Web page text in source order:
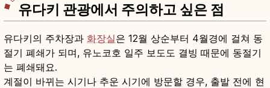
유다키 관광에서 주의하고 싶은 점
유다키의 주차장과 화장실은 12월 상순부터 4월경에 걸쳐 동
절기 폐쇄가 되며, 유노코호 일주 보도도 결빙 때문에 동절기
는 폐쇄돼요.
계절이 바뀌는 시기나 추운 시기에 방문할 경우, 출발 전에 현